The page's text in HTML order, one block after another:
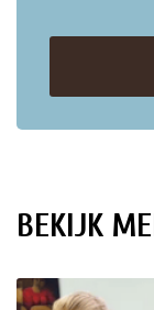
BEKIJK